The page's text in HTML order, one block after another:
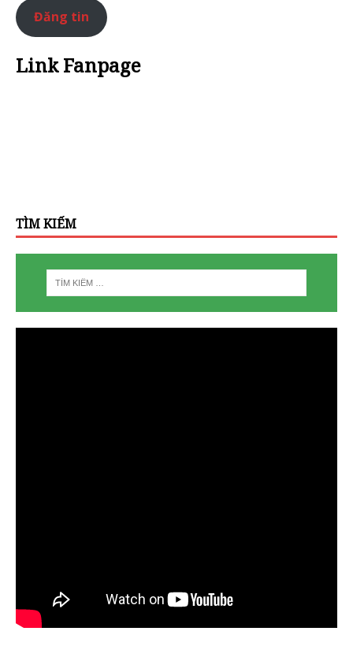
Đăng tin
Link Fanpage
TÌM KIẾM